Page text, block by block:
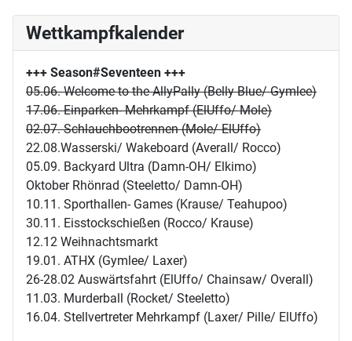
Wettkampfkalender
+++ Season#Seventeen +++
05.06. Welcome to the AllyPally (Belly Blue/ Gymlee)
17.06. Einparken- Mehrkampf (ElUffo/ Mole)
02.07. Schlauchbootrennen (Mole/ ElUffo)
22.08.Wasserski/ Wakeboard (Averall/ Rocco)
05.09. Backyard Ultra (Damn-OH/ Elkimo)
Oktober Rhönrad (Steeletto/ Damn-OH)
10.11. Sporthallen- Games (Krause/ Teahupoo)
30.11. Eisstockschießen (Rocco/ Krause)
12.12 Weihnachtsmarkt
19.01. ATHX (Gymlee/ Laxer)
26-28.02 Auswärtsfahrt (ElUffo/ Chainsaw/ Overall)
11.03. Murderball (Rocket/ Steeletto)
16.04. Stellvertreter Mehrkampf (Laxer/ Pille/ ElUffo)